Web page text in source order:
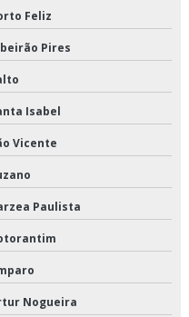
alimentos
alimentos perecíveis
Feliz
Pires
Isabel
Vicente
Paulista
Nogueira